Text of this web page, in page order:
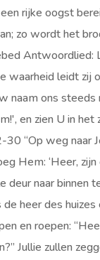
rijke oogst
zo wordt het
waarheid leidt zij
naam ons
en zien U in
30 “Op weg naar
Hem: ‘Heer,
naar binnen
de heer des
en roepen:
Jullie zullen